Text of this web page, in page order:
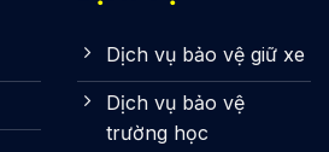
Dịch vụ bảo vệ giữ xe
Dịch vụ bảo vệ
trường học